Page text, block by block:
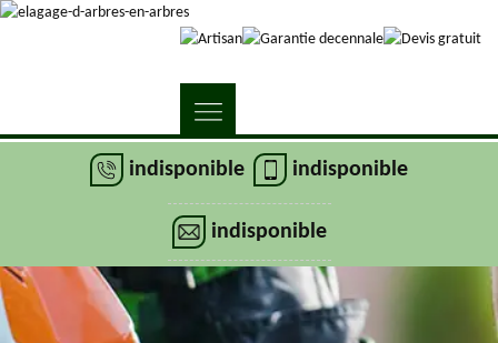
indisponible indisponible
indisponible